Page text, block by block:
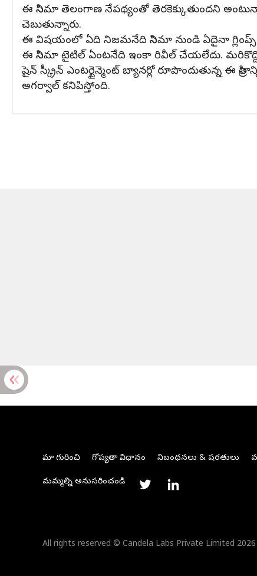
ఈ సినిమా తెలంగాణ నేపథ్యంతో తెరకెక్కుతుందని
చెబుతున్నారు.
ఈ విషయంలో ఏది నిజమనేది సినిమా నుండి ఏదైనా గ్లింప్స్
ఈ సినిమా టైటిల్ ఏంటనేది ఇంకా రివీల్ చేయలేదు.
షైన్ స్క్రీన్ ఎంటర్టైన్మెంట్ బ్యానర్లో రూపొందుతున్న ఈ
అగర్వాల్ కనిపిస్తోంది.
మా గురించి గోప్యతా విధానం నిబంధనలు & షరతులు
మమ్మల్ని అనుసరించండి
All rights reserved © Candela Labs Private Limited 2026